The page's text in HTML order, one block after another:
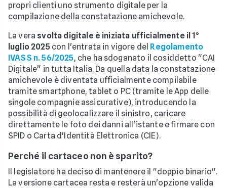
propri clienti uno strumento digitale per la
compilazione della constatazione amichevole.
La vera svolta digitale è iniziata ufficialmente il 1°
luglio 2025con l'entrata in vigore del Regolamento
IVASS n. 56/2025, che ha sdoganato il cosiddetto "CAI
Digitale" in tutta Italia. Da quella data la constatazione
amichevole è diventata ufficialmente compilabile
tramite smartphone, tablet o PC (tramite le App delle
singole compagnie assicurative), introducendo la
possibilità di geolocalizzare il sinistro, caricare
direttamente le foto dei danni all'istante e firmare con
SPID o Carta d'Identità Elettronica (CIE).
Perché il cartaceo non è sparito?
Il legislatore ha deciso di mantenere il "doppio binario".
La versione cartacea resta e resterà un'opzione valida